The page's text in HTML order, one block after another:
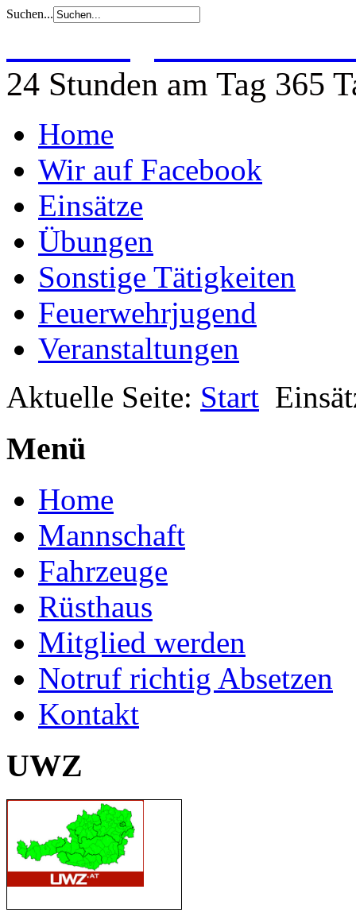
Suchen...
24 Stunden am Tag 365
Home
Wir auf Facebook
Einsätze
Übungen
Sonstige Tätigkeiten
Feuerwehrjugend
Veranstaltungen
Aktuelle Seite: Start
Menü
Home
Mannschaft
Fahrzeuge
Rüsthaus
Mitglied werden
Notruf richtig Absetzen
Kontakt
UWZ